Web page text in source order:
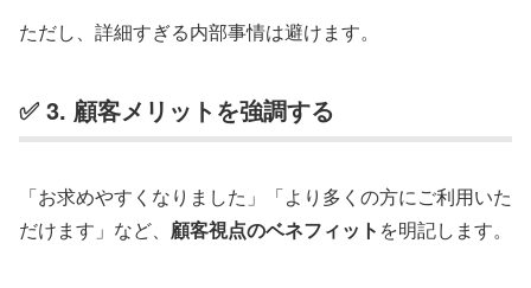
ただし、詳細すぎる内部事情は避けます。
✅ 3. 顧客メリットを強調する
「お求めやすくなりました」「より多くの方にご利用いた
だけます」など、 顧客視点のベネフィット を明記します。